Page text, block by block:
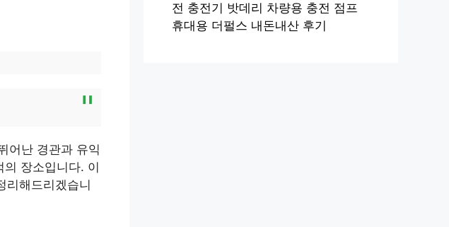
어난 경관과 유익
장소입니다. 이
리해드리겠습니
전 충전기 밧데리 차량용 충전 점프
휴대용 더펄스 내돈내산 후기